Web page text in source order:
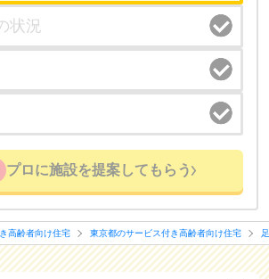
プロに施設を提案してもらう
高齢者向け住宅 東京都のサービス付き高齢者向け住宅